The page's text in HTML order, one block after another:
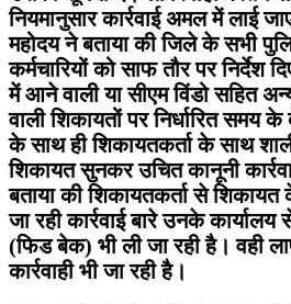
नियमानुसार कार्रवाई अमल में लाई
महोदय ने बताया की जिले के सभी
कर्मचारियों को साफ तौर पर निर्देश
में आने वाली या सीएम विंडो सहित
वाली शिकायतों पर निर्धारित समय के
के साथ ही शिकायतकर्ता के साथ
शिकायत सुनकर उचित कानूनी
बताया की शिकायतकर्ता से शिकायत
जा रही कार्रवाई बारे उनके
(फिड बेक) भी ली जा रही है। वही
कार्रवाही भी जा रही है।